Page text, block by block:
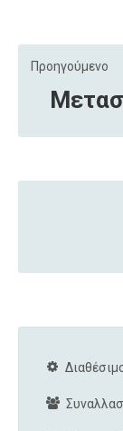
Προηγούμενο